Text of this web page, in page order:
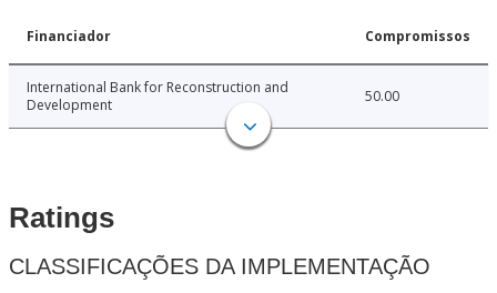
Financiador Compromissos
International Bank for Reconstruction and
Development
50.00
Ratings
CLASSIFICAÇÕES DA IMPLEMENTAÇÃO